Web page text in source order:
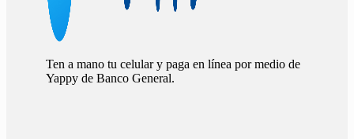
Ten a mano tu celular y paga en línea por medio de
Yappy de Banco General.